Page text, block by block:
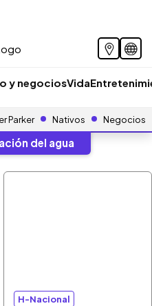
y negociosVida
Parker Nativos Negocios
del agua
H-Nacional